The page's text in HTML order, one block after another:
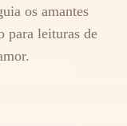
os amantes
para leituras de